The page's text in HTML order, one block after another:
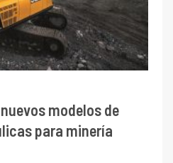
modelos de
para minería